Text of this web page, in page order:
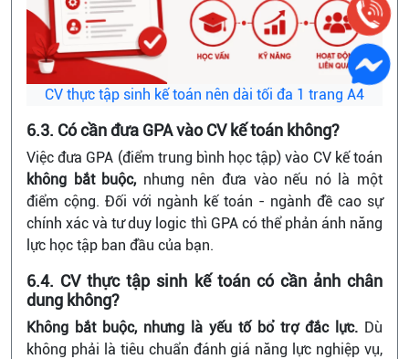
CV thực tập sinh kế toán nên dài tối đa 1 trang A4
6.3. Có cần đưa GPA vào CV kế toán không?
Việc đưa GPA (điểm trung bình học tập) vào CV kế toán
không bắt buộc, nhưng nên đưa vào nếu nó là một
điểm cộng. Đối với ngành kế toán - ngành đề cao sự
chính xác và tư duy logic thì GPA có thể phản ánh năng
lực học tập ban đầu của bạn.
6.4. CV thực tập sinh kế toán có cần ảnh chân
dung không?
Không bắt buộc, nhưng là yếu tố bổ trợ đắc lực. Dù
không phải là tiêu chuẩn đánh giá năng lực nghiệp vụ,